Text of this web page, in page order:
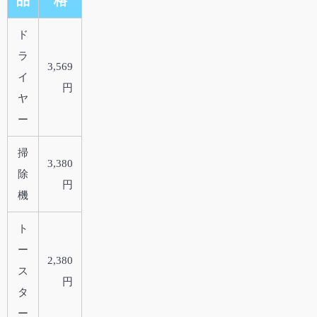
ド
ラ
イ
ヤ
ー
3,569
円
掃
除
機
3,380
円
ト
ー
ス
タ
ー
2,380
円